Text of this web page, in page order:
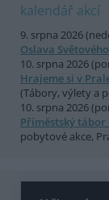
kalendář akcí
9. srpna 2026
Oslava
10. srpna 2026
Hrajeme si v
(Tábory, výlety a
10. srpna 2026
Příměstský tábor
pobytové akce,